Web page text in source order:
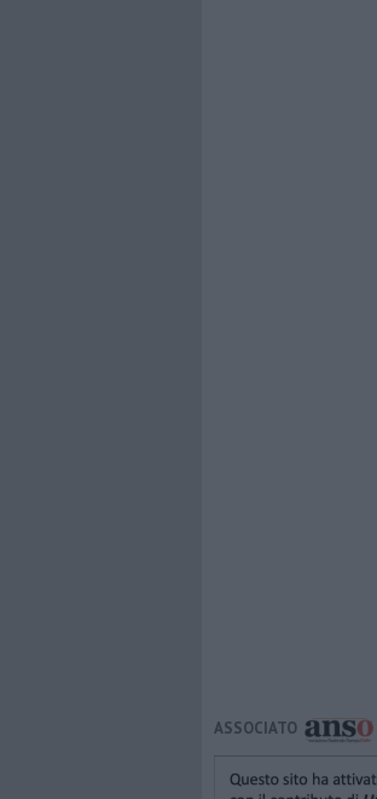
ASSOCIATO